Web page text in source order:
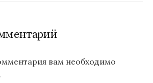
вам необходимо
.